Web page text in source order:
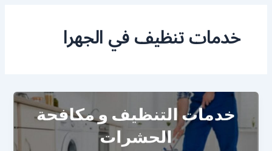
خدمات تنظيف في الجهرا